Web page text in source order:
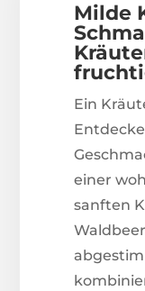
Milde
Ein
einer
sanften